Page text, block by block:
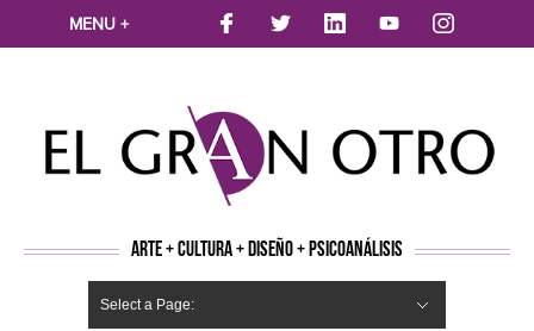
MENU +
ARTE + CULTURA + DISEÑO + PSICOANÁLISIS
Select a Page: